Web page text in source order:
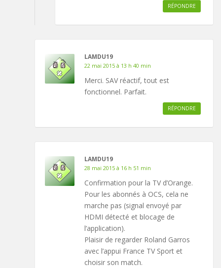
RÉPONDRE
LAMDU19
22 mai 2015 à 13 h 40 min
Merci. SAV réactif, tout est
fonctionnel. Parfait.
RÉPONDRE
LAMDU19
28 mai 2015 à 16 h 51 min
Confirmation pour la TV d’Orange.
Pour les abonnés à OCS, cela ne
marche pas (signal envoyé par
HDMI détecté et blocage de
l’application).
Plaisir de regarder Roland Garros
avec l’appui France TV Sport et
choisir son match.